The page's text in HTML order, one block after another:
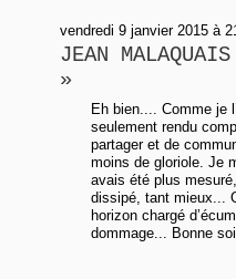
vendredi 9 janvier 2015 à
JEAN
»
Eh bien.... Comme je
seulement rendu
partager et de
moins de gloriole. Je
avais été plus
dissipé, tant mieux...
horizon chargé
dommage... Bonne